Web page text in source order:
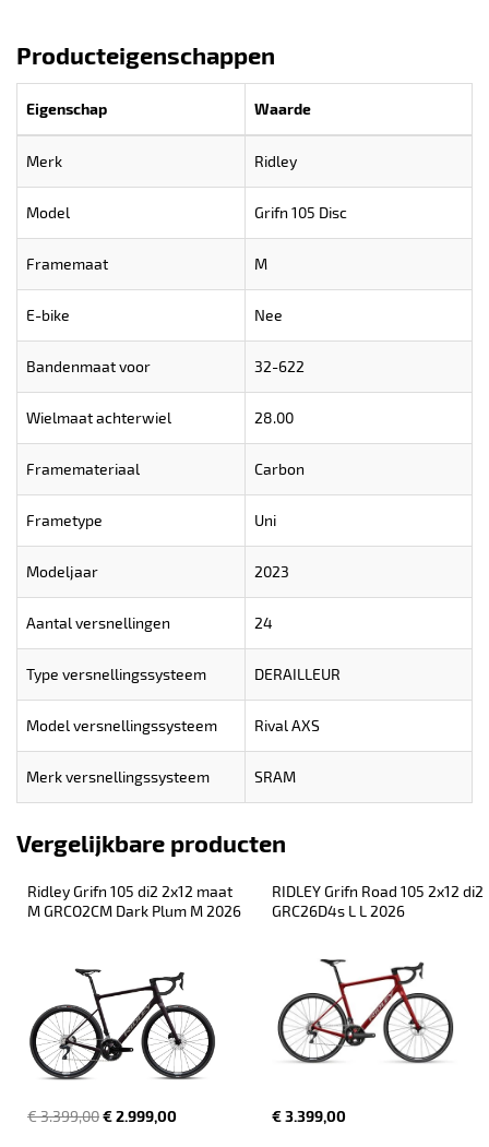
Producteigenschappen
Eigenschap Waarde
Merk Ridley
Model Grifn 105 Disc
Framemaat M
E-bike Nee
Bandenmaat voor 32-622
Wielmaat achterwiel 28.00
Framemateriaal Carbon
Frametype Uni
Modeljaar 2023
Aantal versnellingen 24
Type versnellingssysteem DERAILLEUR
Model versnellingssysteem Rival AXS
Merk versnellingssysteem SRAM
Vergelijkbare producten
Ridley Grifn 105 di2 2x12 maat
M GRCO2CM Dark Plum M 2026
€ 3.399,00€ 2.999,00
RIDLEY Grifn Road 105 2x12 di2
GRC26D4s L L 2026
€ 3.399,00